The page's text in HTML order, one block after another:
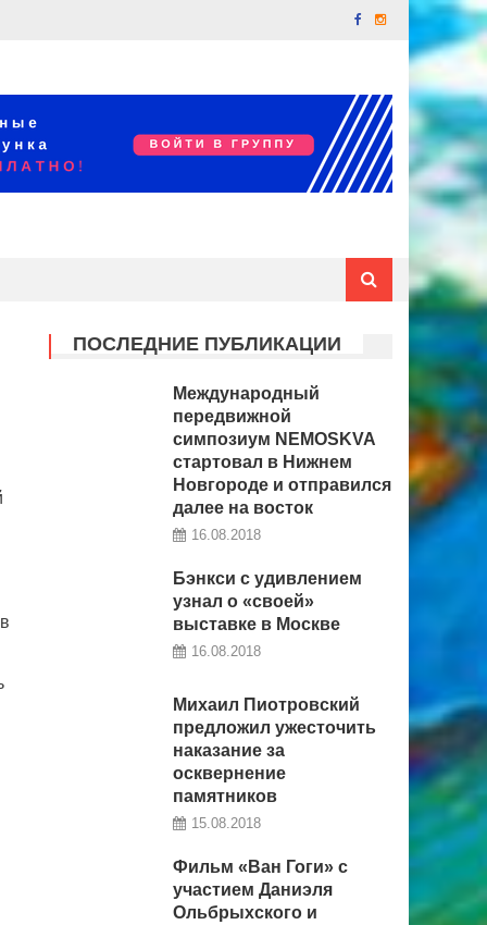
ПОСЛЕДНИЕ ПУБЛИКАЦИИ
Международный
передвижной
симпозиум NEMOSKVA
стартовал в Нижнем
Новгороде и отправился
далее на восток
16.08.2018
Бэнкси c удивлением
узнал о «своей»
выставке в Москве
16.08.2018
Михаил Пиотровский
предложил ужесточить
наказание за
осквернение
памятников
15.08.2018
Фильм «Ван Гоги» с
участием Даниэля
Ольбрыхского и